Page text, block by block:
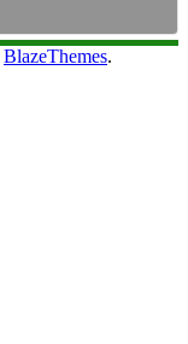
BlazeThemes.